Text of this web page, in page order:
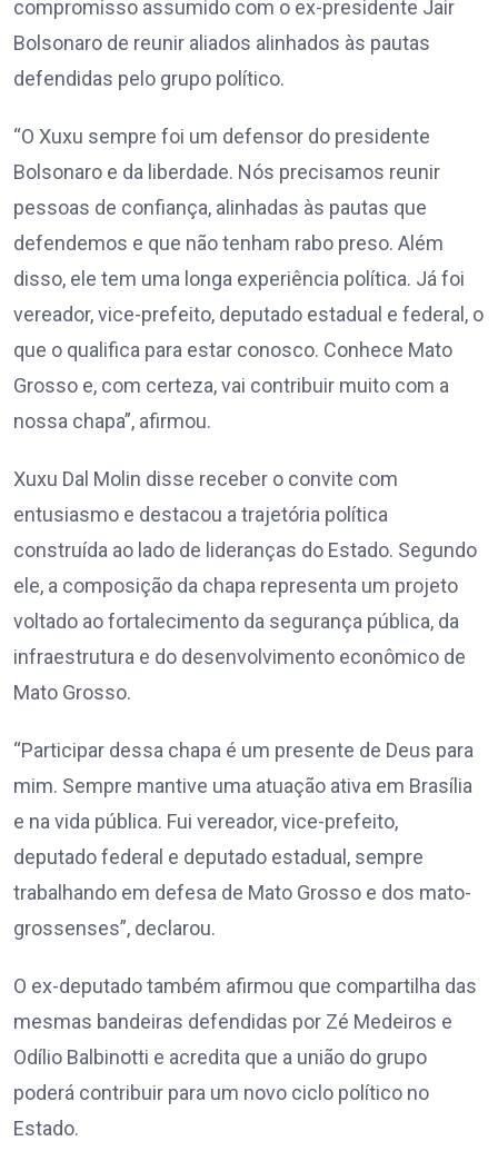
compromisso assumido com o ex-presidente Jair
Bolsonaro de reunir aliados alinhados às pautas
defendidas pelo grupo político.
“O Xuxu sempre foi um defensor do presidente
Bolsonaro e da liberdade. Nós precisamos reunir
pessoas de confiança, alinhadas às pautas que
defendemos e que não tenham rabo preso. Além
disso, ele tem uma longa experiência política. Já foi
vereador, vice-prefeito, deputado estadual e federal, o
que o qualifica para estar conosco. Conhece Mato
Grosso e, com certeza, vai contribuir muito com a
nossa chapa”, afirmou.
Xuxu Dal Molin disse receber o convite com
entusiasmo e destacou a trajetória política
construída ao lado de lideranças do Estado. Segundo
ele, a composição da chapa representa um projeto
voltado ao fortalecimento da segurança pública, da
infraestrutura e do desenvolvimento econômico de
Mato Grosso.
“Participar dessa chapa é um presente de Deus para
mim. Sempre mantive uma atuação ativa em Brasília
e na vida pública. Fui vereador, vice-prefeito,
deputado federal e deputado estadual, sempre
trabalhando em defesa de Mato Grosso e dos mato-
grossenses”, declarou.
O ex-deputado também afirmou que compartilha das
mesmas bandeiras defendidas por Zé Medeiros e
Odílio Balbinotti e acredita que a união do grupo
poderá contribuir para um novo ciclo político no
Estado.